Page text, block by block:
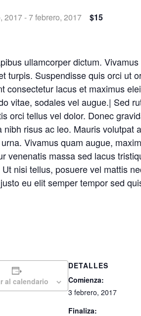
2017-7 febrero, 2017 $15
ullamcorper dictum.
turpis. Suspendisse quis orci ut
consectetur lacus et maximus
vitae, sodales vel augue.| Sed
orci tellus vel dolor. Donec
nibh risus ac leo. Mauris volutpat
Vivamus quam augue,
venenatis massa sed lacus
nisi tellus, posuere vel mattis
eu elit semper tempor sed
al calendario
DETALLES
Comienza:
3 febrero, 2017
Finaliza: